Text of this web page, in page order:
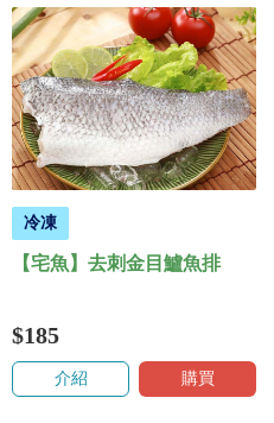
冷凍
【宅魚】去刺金目鱸魚排
$185
介紹 購買